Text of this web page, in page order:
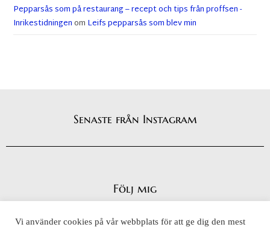
Pepparsås som på restaurang – recept och tips från proffsen -
Inrikestidningenom Leifs pepparsås som blev min
Senaste från Instagram
Följ mig
Vi använder cookies på vår webbplats för att ge dig den mest